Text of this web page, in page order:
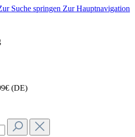
Suche springen Zur Hauptnavigation
(DE)